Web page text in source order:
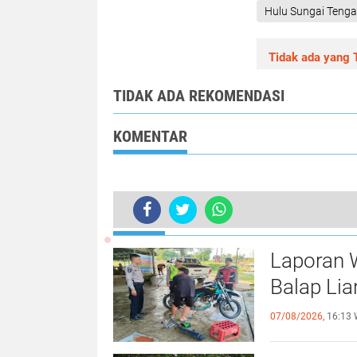
Hulu Sungai
Tidak ada yang
TIDAK ADA REKOMENDASI
KOMENTAR
Kebakaran Pemukiman di Desa
TERKINI
Laporan
Balap
07/08/2026, 16:13